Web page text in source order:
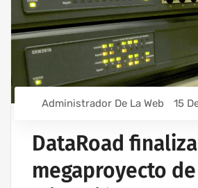
Administrador De La Web 15
DataRoad
megaproyecto de